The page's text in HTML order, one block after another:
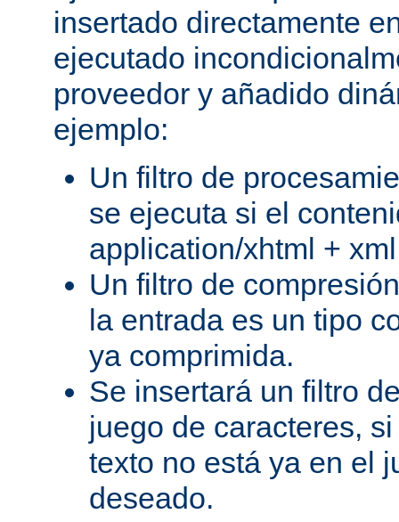
insertado directamente
ejecutado
proveedor y añadido
ejemplo:
Un filtro de
se ejecuta si el
application/xhtml +
Un filtro de
la entrada es un tipo
ya comprimida.
Se insertará un filtro
juego de caracteres,
texto no está ya en el
deseado.